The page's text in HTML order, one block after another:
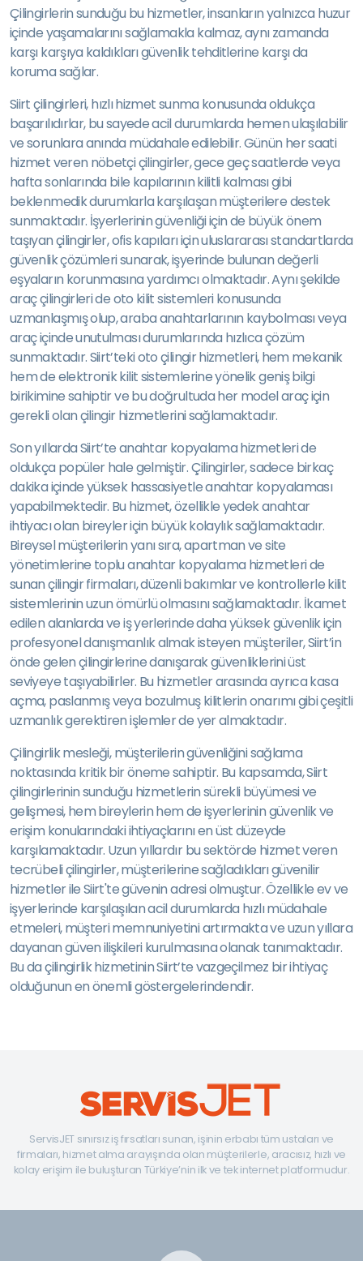
Çilingirlerin sunduğu bu hizmetler, insanların yalnızca huzur
içinde yaşamalarını sağlamakla kalmaz, aynı zamanda
karşı karşıya kaldıkları güvenlik tehditlerine karşı da
koruma sağlar.
Siirt çilingirleri, hızlı hizmet sunma konusunda oldukça
başarılıdırlar, bu sayede acil durumlarda hemen ulaşılabilir
ve sorunlara anında müdahale edilebilir. Günün her saati
hizmet veren nöbetçi çilingirler, gece geç saatlerde veya
hafta sonlarında bile kapılarının kilitli kalması gibi
beklenmedik durumlarla karşılaşan müşterilere destek
sunmaktadır. İşyerlerinin güvenliği için de büyük önem
taşıyan çilingirler, ofis kapıları için uluslararası standartlarda
güvenlik çözümleri sunarak, işyerinde bulunan değerli
eşyaların korunmasına yardımcı olmaktadır. Aynı şekilde
araç çilingirleri de oto kilit sistemleri konusunda
uzmanlaşmış olup, araba anahtarlarının kaybolması veya
araç içinde unutulması durumlarında hızlıca çözüm
sunmaktadır. Siirt’teki oto çilingir hizmetleri, hem mekanik
hem de elektronik kilit sistemlerine yönelik geniş bilgi
birikimine sahiptir ve bu doğrultuda her model araç için
gerekli olan çilingir hizmetlerini sağlamaktadır.
Son yıllarda Siirt’te anahtar kopyalama hizmetleri de
oldukça popüler hale gelmiştir. Çilingirler, sadece birkaç
dakika içinde yüksek hassasiyetle anahtar kopyalaması
yapabilmektedir. Bu hizmet, özellikle yedek anahtar
ihtiyacı olan bireyler için büyük kolaylık sağlamaktadır.
Bireysel müşterilerin yanı sıra, apartman ve site
yönetimlerine toplu anahtar kopyalama hizmetleri de
sunan çilingir firmaları, düzenli bakımlar ve kontrollerle kilit
sistemlerinin uzun ömürlü olmasını sağlamaktadır. İkamet
edilen alanlarda ve iş yerlerinde daha yüksek güvenlik için
profesyonel danışmanlık almak isteyen müşteriler, Siirt’in
önde gelen çilingirlerine danışarak güvenliklerini üst
seviyeye taşıyabilirler. Bu hizmetler arasında ayrıca kasa
açma, paslanmış veya bozulmuş kilitlerin onarımı gibi çeşitli
uzmanlık gerektiren işlemler de yer almaktadır.
Çilingirlik mesleği, müşterilerin güvenliğini sağlama
noktasında kritik bir öneme sahiptir. Bu kapsamda, Siirt
çilingirlerinin sunduğu hizmetlerin sürekli büyümesi ve
gelişmesi, hem bireylerin hem de işyerlerinin güvenlik ve
erişim konularındaki ihtiyaçlarını en üst düzeyde
karşılamaktadır. Uzun yıllardır bu sektörde hizmet veren
tecrübeli çilingirler, müşterilerine sağladıkları güvenilir
hizmetler ile Siirt'te güvenin adresi olmuştur. Özellikle ev ve
işyerlerinde karşılaşılan acil durumlarda hızlı müdahale
etmeleri, müşteri memnuniyetini artırmakta ve uzun yıllara
dayanan güven ilişkileri kurulmasına olanak tanımaktadır.
Bu da çilingirlik hizmetinin Siirt’te vazgeçilmez bir ihtiyaç
olduğunun en önemli göstergelerindendir.
ServisJET sınırsız iş fırsatları sunan, işinin erbabı tüm ustaları ve
firmaları, hizmet alma arayışında olan müşterilerle, aracısız, hızlı ve
kolay erişim ile buluşturan Türkiye’nin ilk ve tek internet platformudur.